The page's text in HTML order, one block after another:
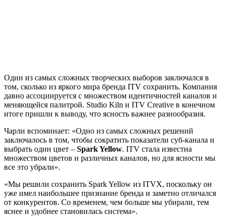
Один из самых сложных творческих выборов заключался в
том, сколько из яркого мира бренда ITV сохранить. Компания
давно ассоциируется с множеством идентичностей каналов и
меняющейся палитрой. Studio Kiln и ITV Creative в конечном
итоге пришли к выводу, что ясность важнее разнообразия.
Чарли вспоминает: «Одно из самых сложных решений
заключалось в том, чтобы сократить показатели суб-канала и
выбрать один цвет – Spark Yellow. ITV стала известна
множеством цветов и различных каналов, но для ясности мы
все это убрали».
«Мы решили сохранить Spark Yellow из ITVX, поскольку он
уже имел наибольшее признание бренда и заметно отличался
от конкурентов. Со временем, чем больше мы убирали, тем
яснее и удобнее становилась система».